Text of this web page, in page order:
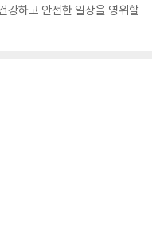
강하고 안전한 일상을 영위할